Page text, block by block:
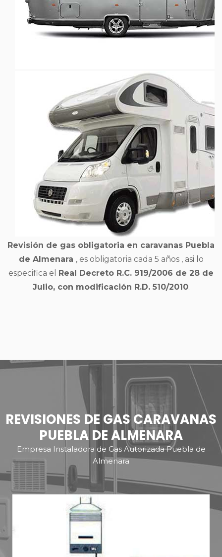
Revisión de gas obligatoria en caravanas Puebla
de Almenara , es obligatoria cada 5 años , asi lo
especifica el Real Decreto R.C. 919/2006 de 28 de
Julio, con modificación R.D. 510/2010.
REVISIONES DE GAS CARAVANAS
PUEBLA DE ALMENARA
Empresa Instaladora de Gas Autorizada Puebla de
Almenara